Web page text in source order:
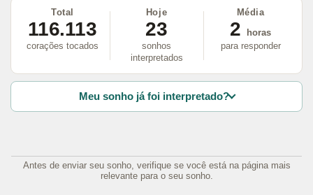
Total
116.113
corações tocados
Hoje
23
sonhos
interpretados
Média
2
horas
para responder
Meu sonho já foi interpretado?
Antes de enviar seu sonho, verifique se você está na página mais
relevante para o seu sonho.